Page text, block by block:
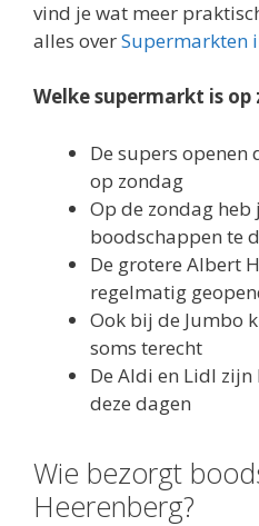
vind je wat meer
alles overSupermarkten
Welke supermarkt is op
De supers openen
op zondag
Op de zondag
boodschappen te
De grotere Albert
regelmatig
Ook bij de Jumbo
soms terecht
De Aldi en Lidl
deze dagen
Wie bezorgt
Heerenberg?